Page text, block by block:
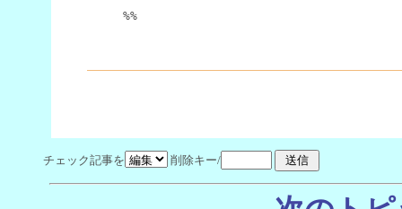
%%
チェック記事を 削除キー/